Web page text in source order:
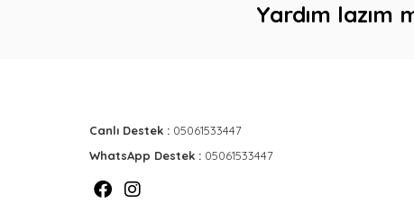
Yardım lazım
Canlı Destek : 05061533447
WhatsApp Destek : 05061533447